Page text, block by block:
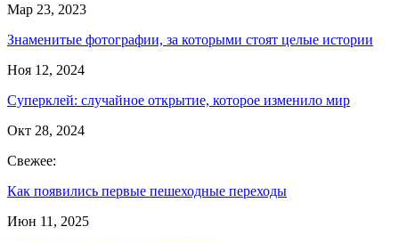
Мар 23, 2023
Знаменитые фотографии, за которыми стоят целые истории
Ноя 12, 2024
Суперклей: случайное открытие, которое изменило мир
Окт 28, 2024
Свежее:
Как появились первые пешеходные переходы
Июн 11, 2025